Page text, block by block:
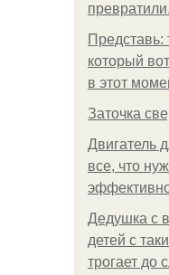
превратили.
Представь:
который
в этот
Заточка
Двигатель
все, что
Дедушка с
детей с
трогает до